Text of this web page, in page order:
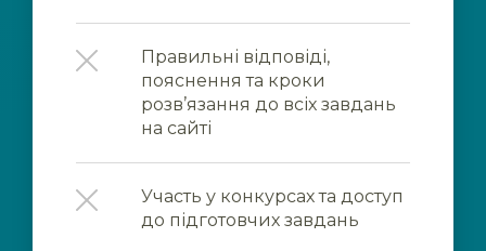
Правильні відповіді,
пояснення та кроки
розв’язання до всіх завдань
на сайті
Участь у конкурсах та доступ
до підготовчих завдань